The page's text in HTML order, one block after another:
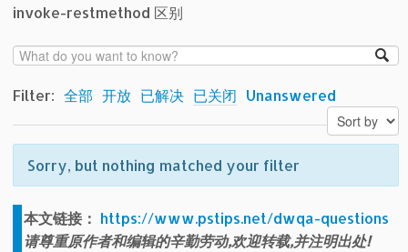
invoke-restmethod 区别
Filter: 全部 开放 已解决 已关闭 Unanswered
Sorry, but nothing matched your filter
本文链接： https://www.pstips.net/dwqa-questions
请尊重原作者和编辑的辛勤劳动,欢迎转载,并注明出处!